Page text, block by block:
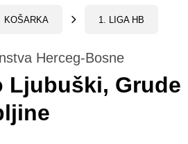
KOŠARKA 1. LIGA HB
Herceg-Bosne
Ljubuški, Grude